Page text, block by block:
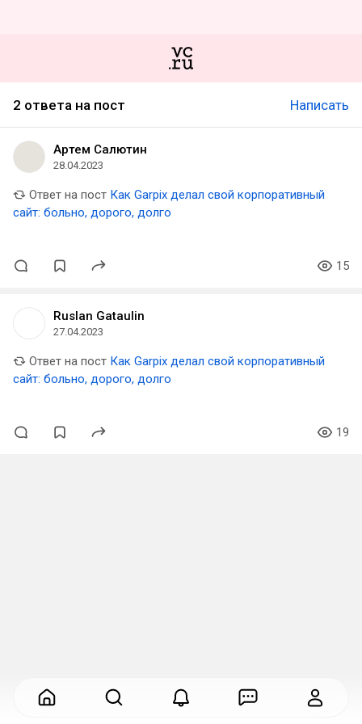
2 ответа на пост Написать
Артем Салютин
28.04.2023
Ответ на пост Как Garpix делал свой корпоративный
сайт: больно, дорого, долго
15
Ruslan Gataulin
27.04.2023
Ответ на пост Как Garpix делал свой корпоративный
сайт: больно, дорого, долго
19